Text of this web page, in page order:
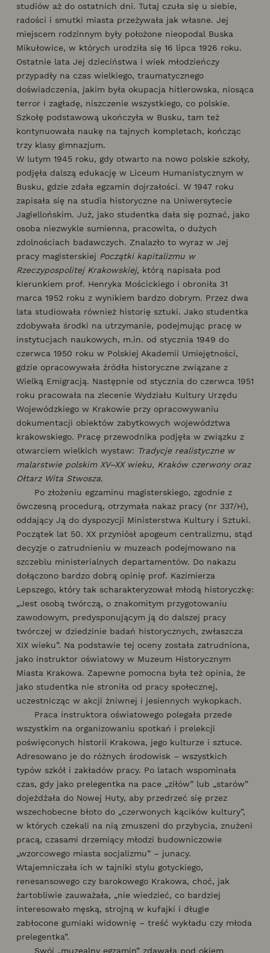
studiów aż do ostatnich dni. Tutaj czuła się u siebie,
radości i smutki miasta przeżywała jak własne. Jej
miejscem rodzinnym były położone nieopodal Buska
Mikułowice, w których urodziła się 16 lipca 1926 roku.
Ostatnie lata Jej dzieciństwa i wiek młodzieńczy
przypadły na czas wielkiego, traumatycznego
doświadczenia, jakim była okupacja hitlerowska, niosąca
terror i zagładę, niszczenie wszystkiego, co polskie.
Szkołę podstawową ukończyła w Busku, tam też
kontynuowała naukę na tajnych kompletach, kończąc
trzy klasy gimnazjum.
W lutym 1945 roku, gdy otwarto na nowo polskie szkoły,
podjęła dalszą edukację w Liceum Humanistycznym w
Busku, gdzie zdała egzamin dojrzałości. W 1947 roku
zapisała się na studia historyczne na Uniwersytecie
Jagiellońskim. Już, jako studentka dała się poznać, jako
osoba niezwykle sumienna, pracowita, o dużych
zdolnościach badawczych. Znalazło to wyraz w Jej
pracy magisterskiej Początki kapitalizmu w
Rzeczypospolitej Krakowskiej, którą napisała pod
kierunkiem prof. Henryka Mościckiego i obroniła 31
marca 1952 roku z wynikiem bardzo dobrym. Przez dwa
lata studiowała również historię sztuki. Jako studentka
zdobywała środki na utrzymanie, podejmując pracę w
instytucjach naukowych, m.in. od stycznia 1949 do
czerwca 1950 roku w Polskiej Akademii Umiejętności,
gdzie opracowywała źródła historyczne związane z
Wielką Emigracją. Następnie od stycznia do czerwca 1951
roku pracowała na zlecenie Wydziału Kultury Urzędu
Wojewódzkiego w Krakowie przy opracowywaniu
dokumentacji obiektów zabytkowych województwa
krakowskiego. Pracę przewodnika podjęła w związku z
otwarciem wielkich wystaw: Tradycje realistyczne w
malarstwie polskim XV–XX wieku, Kraków czerwony oraz
Ołtarz Wita Stwosza.
Po złożeniu egzaminu magisterskiego, zgodnie z
ówczesną procedurą, otrzymała nakaz pracy (nr 337/H),
oddający Ją do dyspozycji Ministerstwa Kultury i Sztuki.
Początek lat 50. XX przyniósł apogeum centralizmu, stąd
decyzje o zatrudnieniu w muzeach podejmowano na
szczeblu ministerialnych departamentów. Do nakazu
dołączono bardzo dobrą opinię prof. Kazimierza
Lepszego, który tak scharakteryzował młodą historyczkę:
„Jest osobą twórczą, o znakomitym przygotowaniu
zawodowym, predysponującym ją do dalszej pracy
twórczej w dziedzinie badań historycznych, zwłaszcza
XIX wieku”. Na podstawie tej oceny została zatrudniona,
jako instruktor oświatowy w Muzeum Historycznym
Miasta Krakowa. Zapewne pomocna była też opinia, że
jako studentka nie stroniła od pracy społecznej,
uczestnicząc w akcji żniwnej i jesiennych wykopkach.
Praca instruktora oświatowego polegała przede
wszystkim na organizowaniu spotkań i prelekcji
poświęconych historii Krakowa, jego kulturze i sztuce.
Adresowano je do różnych środowisk – wszystkich
typów szkół i zakładów pracy. Po latach wspominała
czas, gdy jako prelegentka na pace „ziłów” lub „starów”
dojeżdżała do Nowej Huty, aby przedrzeć się przez
wszechobecne błoto do „czerwonych kącików kultury”,
w których czekali na nią zmuszeni do przybycia, znużeni
pracą, czasami drzemiący młodzi budowniczowie
„wzorcowego miasta socjalizmu” – junacy.
Wtajemniczała ich w tajniki stylu gotyckiego,
renesansowego czy barokowego Krakowa, choć, jak
żartobliwie zauważała, „nie wiedzieć, co bardziej
interesowało męską, strojną w kufajki i długie
zabłocone gumiaki widownię – treść wykładu czy młoda
prelegentka”.
Swój „muzealny egzamin” zdawała pod okiem